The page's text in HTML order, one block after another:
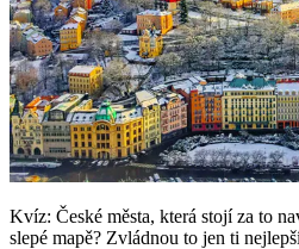
Kvíz: České města, která stojí za to
slepé mapě? Zvládnou to jen ti